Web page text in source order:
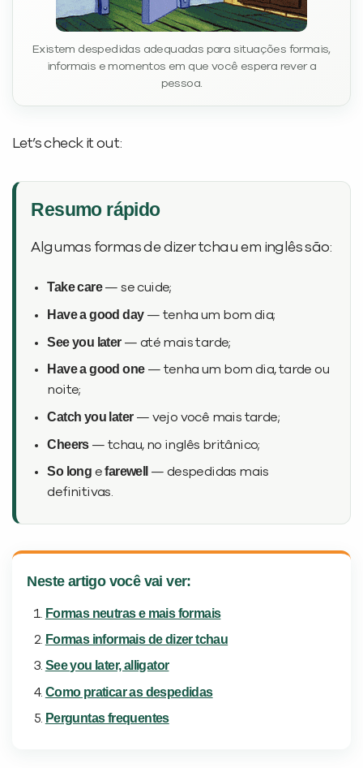
Existem despedidas adequadas para situações formais,
informais e momentos em que você espera rever a
pessoa.
Let’s check it out:
Resumo rápido
Algumas formas de dizer tchau em inglês são:
Take care— se cuide;
Have a good day— tenha um bom dia;
See you later— até mais tarde;
Have a good one— tenha um bom dia, tarde ou
noite;
Catch you later— vejo você mais tarde;
Cheers— tchau, no inglês britânico;
So long efarewell
— despedidas mais
definitivas.
Neste artigo você vai ver:
Formas neutras e mais formais
Formas informais de dizer tchau
See you later, alligator
Como praticar as despedidas
Perguntas frequentes